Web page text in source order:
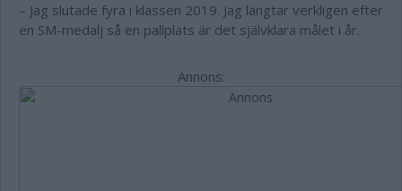
– Jag slutade fyra i klassen 2019. Jag längtar verkligen efter
en SM-medalj så en pallplats är det självklara målet i år.
Annons: